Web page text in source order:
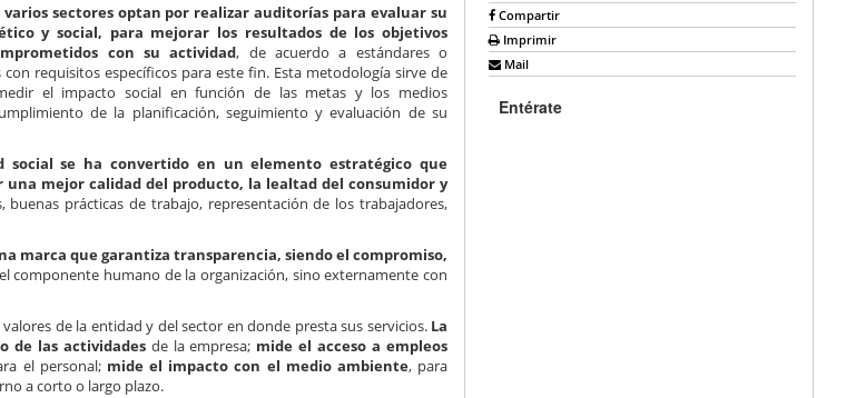
varios sectores optan por realizar auditorías para evaluar su
y social, para mejorar los resultados de los objetivos
con su actividad, de acuerdo a estándares o
requisitos específicos para este fin. Esta metodología sirve de
el impacto social en función de las metas y los medios
de la planificación, seguimiento y evaluación de su
social se ha convertido en un elemento estratégico que
una mejor calidad del producto, la lealtad del consumidor y
prácticas de trabajo, representación de los trabajadores,
marca que garantiza transparencia, siendo el compromiso,
componente humano de la organización, sino externamente con
de la entidad y del sector en donde presta sus servicios. La
de las actividadesde la empresa; mide el acceso a empleos
el personal; mide el impacto con el medio ambiente, para
a corto o largo plazo.
Compartir
Imprimir
Mail
Entérate